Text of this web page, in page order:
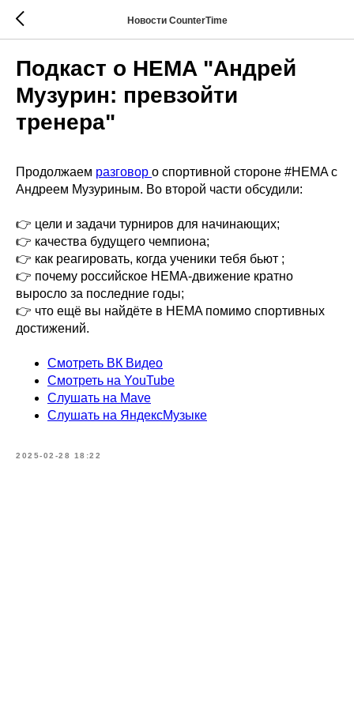
Новости CounterTime
Подкаст о HEMA "Андрей
Музурин: превзойти
тренера"
Продолжаем разговор о спортивной стороне #HEMA с
Андреем Музуриным. Во второй части обсудили:
👉 цели и задачи турниров для начинающих;
👉 качества будущего чемпиона;
👉 как реагировать, когда ученики тебя бьют ;
👉 почему российское HEMA-движение кратно
выросло за последние годы;
👉 что ещё вы найдёте в HEMA помимо спортивных
достижений.
Смотреть ВК Видео
Смотреть на YouTube
Слушать на Mave
Слушать на ЯндексМузыке
2025-02-28 18:22